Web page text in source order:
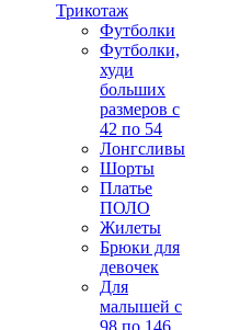
Трикотаж
Футболки
Футболки,
худи
больших
размеров с
42 по 54
Лонгсливы
Шорты
Платье
ПОЛО
Жилеты
Брюки для
девочек
Для
малышей с
98 по 146